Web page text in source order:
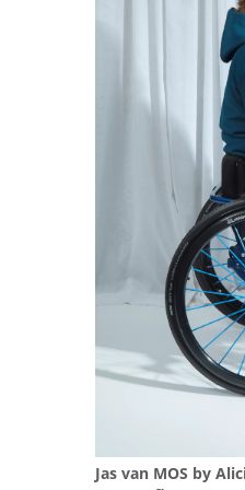
Jas van MOS by